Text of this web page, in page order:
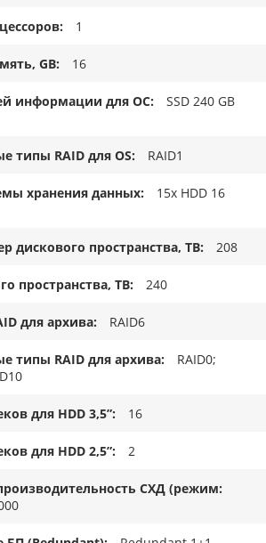
1
GB 16
информации для ОС
SSD 240 GB
типы RAID для OS RAID1
хранения данных
15x HDD 16
дискового пространства, TB 208
пространства, ТB 240
для архива RAID6
типы RAID для архива
RAID0;
для HDD 3,5” 16
для HDD 2,5” 2
СХД (режим: